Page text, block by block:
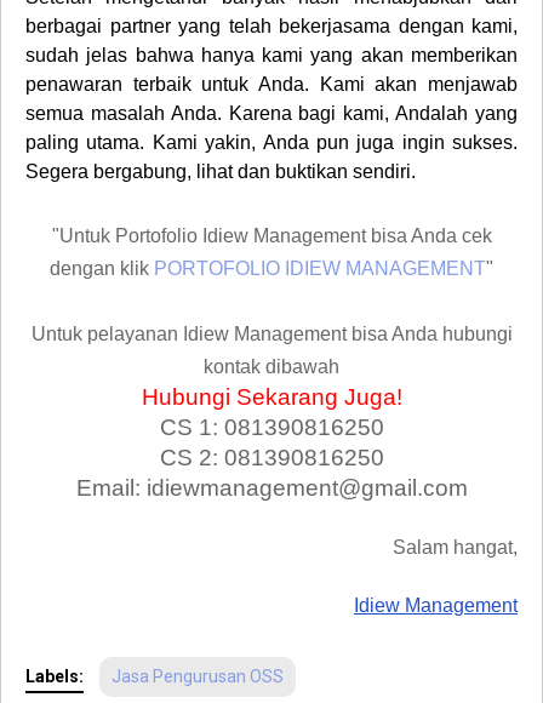
berbagai partner yang telah bekerjasama dengan kami,
sudah jelas bahwa hanya kami yang akan memberikan
penawaran terbaik untuk Anda. Kami akan menjawab
semua masalah Anda. Karena bagi kami, Andalah yang
paling utama. Kami yakin, Anda pun juga ingin sukses.
Segera bergabung, lihat dan buktikan sendiri.
"Untuk Portofolio Idiew Management bisa Anda cek
dengan klik PORTOFOLIO IDIEW MANAGEMENT"
Untuk pelayanan Idiew Management bisa Anda hubungi
kontak dibawah
Hubungi Sekarang Juga!
CS 1: 081390816250
CS 2: 081390816250
Email: idiewmanagement@gmail.com
Salam hangat,
Idiew Management
Labels: Jasa Pengurusan OSS